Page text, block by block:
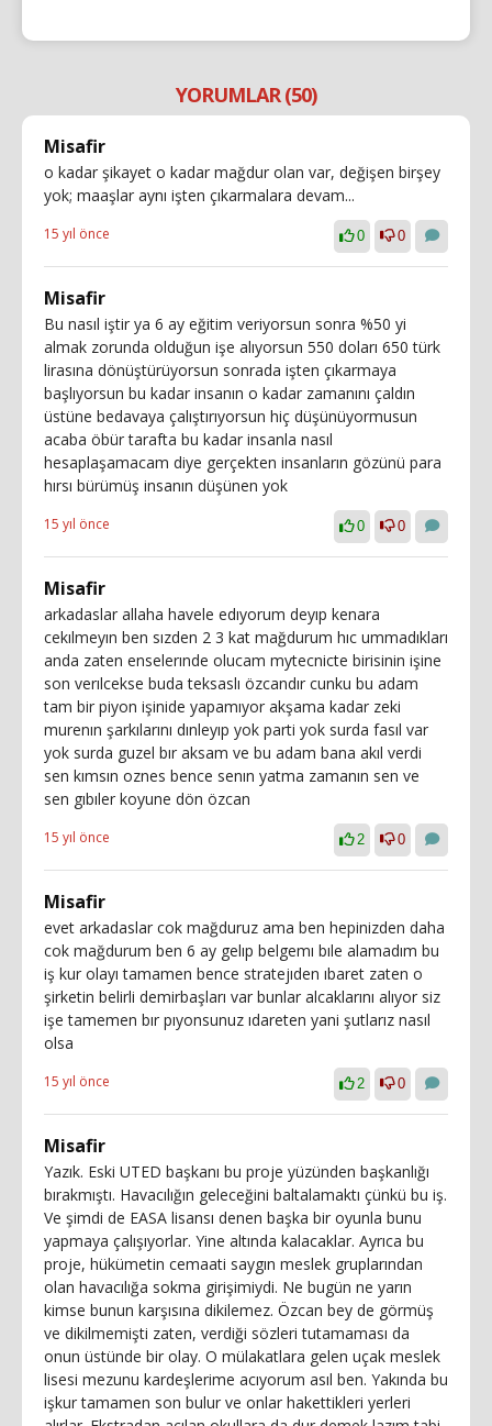
YORUMLAR (50)
Misafir
o kadar şikayet o kadar mağdur olan var, değişen birşey
yok; maaşlar aynı işten çıkarmalara devam...
15 yıl önce 0 0
Misafir
Bu nasıl iştir ya 6 ay eğitim veriyorsun sonra %50 yi
almak zorunda olduğun işe alıyorsun 550 doları 650 türk
lirasına dönüştürüyorsun sonrada işten çıkarmaya
başlıyorsun bu kadar insanın o kadar zamanını çaldın
üstüne bedavaya çalıştırıyorsun hiç düşünüyormusun
acaba öbür tarafta bu kadar insanla nasıl
hesaplaşamacam diye gerçekten insanların gözünü para
hırsı bürümüş insanın düşünen yok
15 yıl önce 0 0
Misafir
arkadaslar allaha havele edıyorum deyıp kenara
cekılmeyın ben sızden 2 3 kat mağdurum hıc ummadıkları
anda zaten enselerınde olucam mytecnicte birisinin işine
son verılcekse buda teksaslı özcandır cunku bu adam
tam bir piyon işinide yapamıyor akşama kadar zeki
murenın şarkılarını dınleyıp yok parti yok surda fasıl var
yok surda guzel bır aksam ve bu adam bana akıl verdi
sen kımsın oznes bence senın yatma zamanın sen ve
sen gıbıler koyune dön özcan
15 yıl önce 2 0
Misafir
evet arkadaslar cok mağduruz ama ben hepinizden daha
cok mağdurum ben 6 ay gelıp belgemı bıle alamadım bu
iş kur olayı tamamen bence stratejıden ıbaret zaten o
şirketin belirli demirbaşları var bunlar alcaklarını alıyor siz
işe tamemen bır pıyonsunuz ıdareten yani şutlarız nasıl
olsa
15 yıl önce 2 0
Misafir
Yazık. Eski UTED başkanı bu proje yüzünden başkanlığı
bırakmıştı. Havacılığın geleceğini baltalamaktı çünkü bu iş.
Ve şimdi de EASA lisansı denen başka bir oyunla bunu
yapmaya çalışıyorlar. Yine altında kalacaklar. Ayrıca bu
proje, hükümetin cemaati saygın meslek gruplarından
olan havacılığa sokma girişimiydi. Ne bugün ne yarın
kimse bunun karşısına dikilemez. Özcan bey de görmüş
ve dikilmemişti zaten, verdiği sözleri tutamaması da
onun üstünde bir olay. O mülakatlara gelen uçak meslek
lisesi mezunu kardeşlerime acıyorum asıl ben. Yakında bu
işkur tamamen son bulur ve onlar hakettikleri yerleri